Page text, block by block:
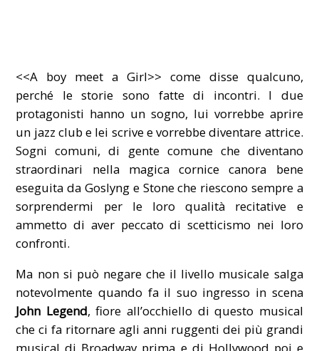
<<A boy meet a Girl>> come disse qualcuno,
perché le storie sono fatte di incontri. I due
protagonisti hanno un sogno, lui vorrebbe aprire
un jazz club e lei scrive e vorrebbe diventare attrice.
Sogni comuni, di gente comune che diventano
straordinari nella magica cornice canora bene
eseguita da Goslyng e Stone che riescono sempre a
sorprendermi per le loro qualità recitative e
ammetto di aver peccato di scetticismo nei loro
confronti.
Ma non si può negare che il livello musicale salga
notevolmente quando fa il suo ingresso in scena
John Legend, fiore all’occhiello di questo musical
che ci fa ritornare agli anni ruggenti dei più grandi
musical di Broadway prima e di Hollywood poi e